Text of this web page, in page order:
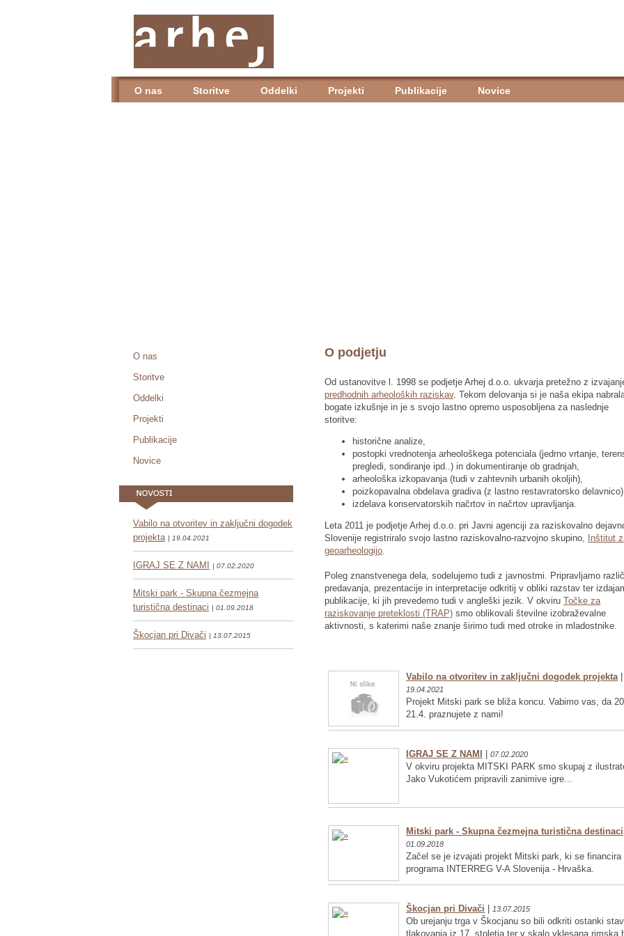
O nas Storitve Oddelki Projekti Publikacije Novice
O nas
Storitve
Oddelki
Projekti
Publikacije
Novice
Vabilo na otvoritev in zaključni dogodek
projekta | 19.04.2021
IGRAJ SE Z NAMI | 07.02.2020
Mitski park - Skupna čezmejna
turistična destinaci | 01.09.2018
Škocjan pri Divači | 13.07.2015
O podjetju
Od ustanovitve l. 1998 se podjetje Arhej d.o.o. ukvarja pretežno z
predhodnih arheoloških raziskav. Tekom delovanja si je naša ekipa
bogate izkušnje in je s svojo lastno opremo usposobljena za naslednje
storitve:
historične analize,
postopki vrednotenja arheološkega potenciala (jedrno vrtanje,
pregledi, sondiranje ipd..) in dokumentiranje ob gradnjah,
arheološka izkopavanja (tudi v zahtevnih urbanih okoljih),
poizkopavalna obdelava gradiva (z lastno restavratorsko
izdelava konservatorskih načrtov in načrtov upravljanja.
Leta 2011 je podjetje Arhej d.o.o. pri Javni agenciji za raziskovalno
Slovenije registriralo svojo lastno raziskovalno-razvojno skupino,
Inštitut
geoarheologijo.
Poleg znanstvenega dela, sodelujemo tudi z javnostmi. Pripravljamo
predavanja, prezentacije in interpretacije odkritij v obliki razstav ter
publikacije, ki jih prevedemo tudi v angleški jezik. V okviru Točke za
raziskovanje preteklosti (TRAP) smo oblikovali številne izobraževalne
aktivnosti, s katerimi naše znanje širimo tudi med otroke in mladostnike.
Vabilo na otvoritev in zaključni dogodek projekta|
19.04.2021
Projekt Mitski park se bliža koncu. Vabimo vas, da
21.4. praznujete z nami!
IGRAJ SE Z NAMI 07.02.2020
V okviru projekta MITSKI PARK smo skupaj z
Jako Vukotićem pripravili zanimive igre...
Mitski park - Skupna čezmejna turistična destinaci
01.09.2018
Začel se je izvajati projekt Mitski park, ki se financira
programa INTERREG V-A Slovenija - Hrvaška.
Škocjan pri Divači 13.07.2015
Ob urejanju trga v Škocjanu so bili odkriti ostanki
tlakovanja iz 17. stoletja ter v skalo vklesana rimska